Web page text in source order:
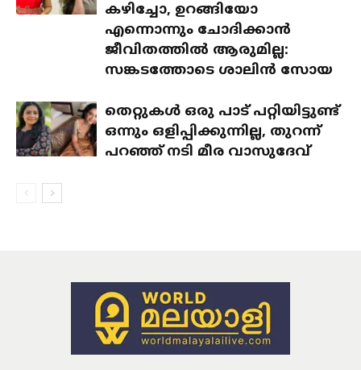
കഴിച്ചോ, ഉറങ്ങിയോ
എന്നൊന്നും ചോദിക്കാൻ
ജീവിതത്തിൽ ആരുമില്ല:
സങ്കടത്തോടെ ശാലിൻ സോയ
തെറ്റുകൾ ഒരു പാട് പറ്റിയിട്ടുണ്ട്
ഒന്നും ഒളിപ്പിക്കുന്നില്ല, തുറന്ന്
പറഞ്ഞ് നടി മീര വാസുദേവ്